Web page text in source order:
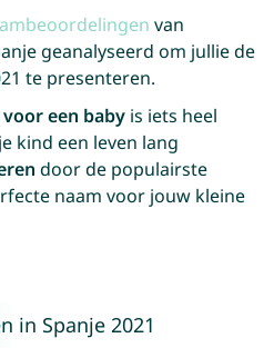
van
geanalyseerd om jullie de
te presenteren.
een babyis iets heel
kind een leven lang
door de populairste
naam voor jouw kleine
in Spanje 2021